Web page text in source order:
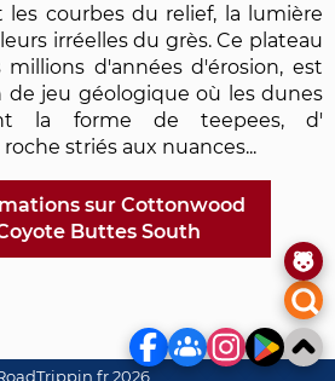
les courbes du relief, la lumière
irréelles du grès. Ce plateau
millions d'années d'érosion, est
jeu géologique où les dunes
la forme de teepees, d'
striés aux nuances...
sur Cottonwood
Buttes South
2026